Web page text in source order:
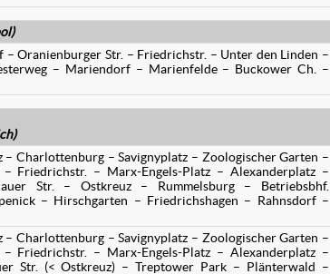
Oranienburger Str. – Friedrichstr. – Unter den Linden –
– Mariendorf – Marienfelde – Buckower Ch. –
Charlottenburg – Savignyplatz – Zoologischer Garten –
Friedrichstr. – Marx-Engels-Platz – Alexanderplatz –
Str. – Ostkreuz – Rummelsburg – Betriebsbhf.
– Hirschgarten – Friedrichshagen – Rahnsdorf –
Charlottenburg – Savignyplatz – Zoologischer Garten –
Friedrichstr. – Marx-Engels-Platz – Alexanderplatz –
Str. (< Ostkreuz) – Treptower Park – Plänterwald –